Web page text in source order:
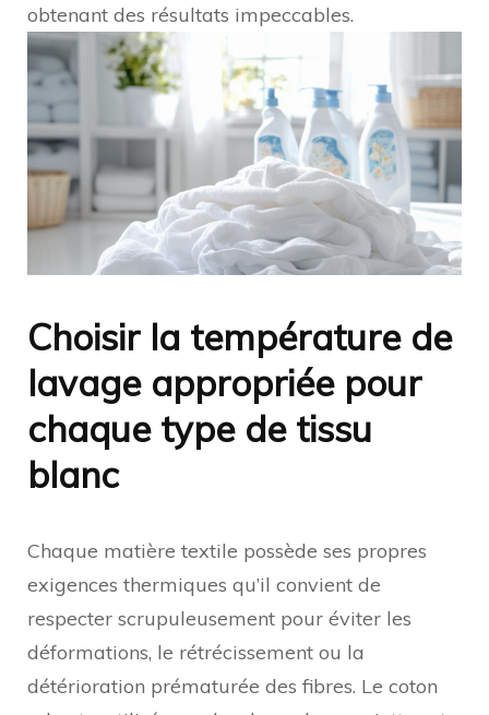
obtenant des résultats impeccables.
Choisir la température de
lavage appropriée pour
chaque type de tissu
blanc
Chaque matière textile possède ses propres
exigences thermiques qu’il convient de
respecter scrupuleusement pour éviter les
déformations, le rétrécissement ou la
détérioration prématurée des fibres. Le coton